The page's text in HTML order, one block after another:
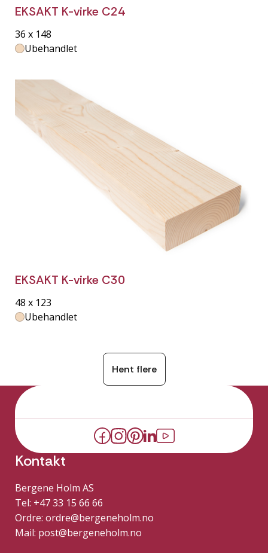
EKSAKT K-virke C24
36 x 148
Ubehandlet
EKSAKT K-virke C30
48 x 123
Ubehandlet
Hent flere
Kontakt
Bergene Holm AS
Tel: +47 33 15 66 66
Ordre: ordre@bergeneholm.no
Mail: post@bergeneholm.no